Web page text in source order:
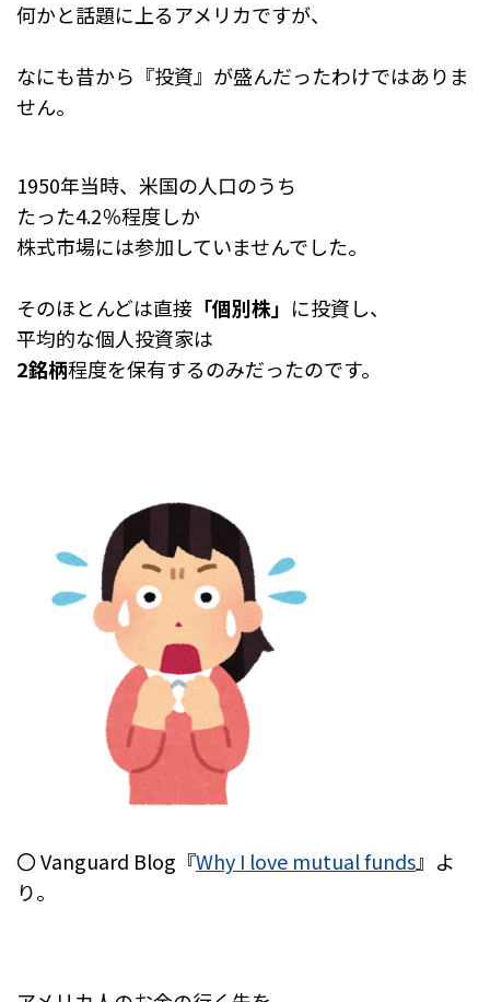
o
k
何かと話題に上るアメリカですが、
なにも昔から『投資』が盛んだったわけではありま
せん。
1950年当時、米国の人口のうち
たった4.2％程度しか
株式市場には参加していませんでした。
そのほとんどは直接 「個別株」 に投資し、
平均的な個人投資家は
2銘柄程度を保有するのみだったのです。
〇 Vanguard Blog『Why I love mutual funds』よ
り。